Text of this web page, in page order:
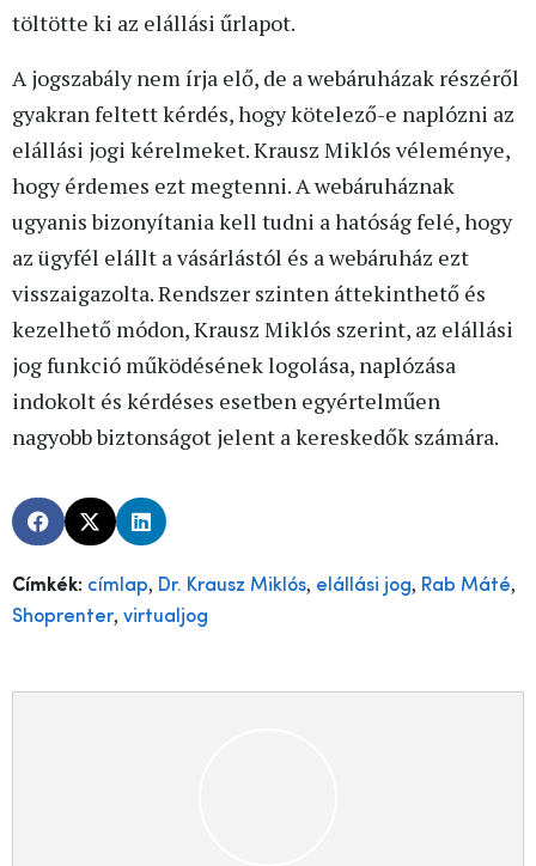
töltötte ki az elállási űrlapot.
A jogszabály nem írja elő, de a webáruházak részéről
gyakran feltett kérdés, hogy kötelező-e naplózni az
elállási jogi kérelmeket. Krausz Miklós véleménye,
hogy érdemes ezt megtenni. A webáruháznak
ugyanis bizonyítania kell tudni a hatóság felé, hogy
az ügyfél elállt a vásárlástól és a webáruház ezt
visszaigazolta. Rendszer szinten áttekinthető és
kezelhető módon, Krausz Miklós szerint, az elállási
jog funkció működésének logolása, naplózása
indokolt és kérdéses esetben egyértelműen
nagyobb biztonságot jelent a kereskedők számára.
Címkék: címlap, Dr. Krausz Miklós, elállási jog, Rab Máté,
Shoprenter, virtualjog